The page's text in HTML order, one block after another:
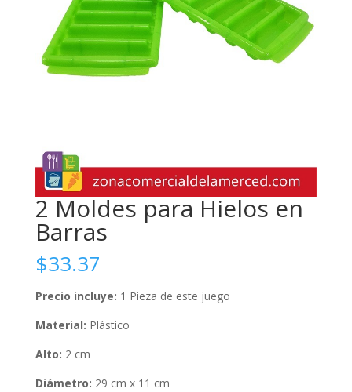
2 Moldes para Hielos en
Barras
$33.37
Precio incluye: 1 Pieza de este juego
Material: Plástico
Alto: 2 cm
Diámetro: 29 cm x 11 cm